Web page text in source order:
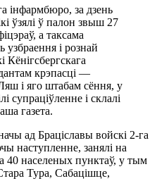
інфармбюро, за дзень
ўзялі ў палон звыш 27
а таксама
узбраення і рознай
Кёнігсбергскага
крэпасці —
і яго штабам сёння, у
супраціўленне і склалі
газета.
ад Браціславы войскі 2-га
наступленне, занялі на
40 населеных пунктаў, у тым
Тура, Сабацішце,